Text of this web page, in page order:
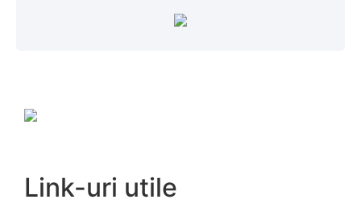
Link-uri utile